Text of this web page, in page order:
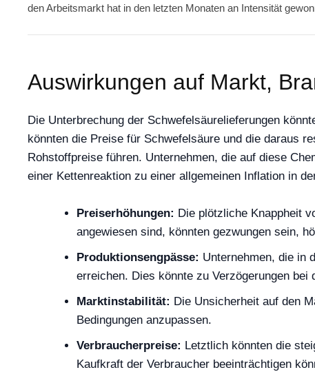
den Arbeitsmarkt hat in den letzten Monaten an Intensität
Auswirkungen auf Markt,
Die Unterbrechung der Schwefelsäurelieferungen
könnten die Preise für Schwefelsäure und die daraus
Rohstoffpreise führen. Unternehmen, die auf diese
einer Kettenreaktion zu einer allgemeinen Inflation in
Preiserhöhungen: Die plötzliche Knappheit
angewiesen sind, könnten gezwungen sein,
Produktionsengpässe: Unternehmen, die in
erreichen. Dies könnte zu Verzögerungen bei
Marktinstabilität: Die Unsicherheit auf den
Bedingungen anzupassen.
Verbraucherpreise: Letztlich könnten die
Kaufkraft der Verbraucher beeinträchtigen